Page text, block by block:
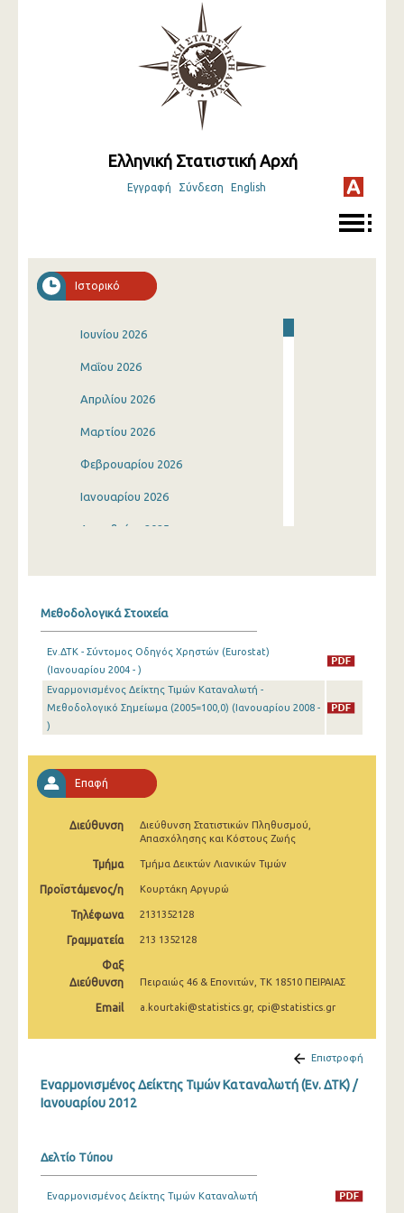
Ελληνική Στατιστική Αρχή
Εγγραφή Σύνδεση English
Ιστορικό
Ιουνίου 2026
Μαΐου 2026
Απριλίου 2026
Μαρτίου 2026
Φεβρουαρίου 2026
Ιανουαρίου 2026
Δεκεμβρίου 2025
Αυγούστου 2025
Ιουλίου 2025
Μαΐου 2025
Απριλίου 2025
Μαρτίου 2025
Ιανουαρίου 2025
Δεκεμβρίου 2024
Οκτωβρίου 2024
Ιουλίου 2024
Ιουνίου 2024
Απριλίου 2024
Μεθοδολογικά Στοιχεία
Εν.ΔΤΚ - Σύντομος Οδηγός Χρηστών (Eurostat)
(Ιανουαρίου 2004 - )
Εναρμονισμένος Δείκτης Τιμών Καταναλωτή -
Μεθοδολογικό Σημείωμα (2005=100,0) (Ιανουαρίου 2008 -
)
Επαφή
Διεύθυνση
Διεύθυνση Στατιστικών Πληθυσμού,
Απασχόλησης και Κόστους Ζωής
Τμήμα Τμήμα Δεικτών Λιανικών Τιμών
Προϊστάμενος/η Κουρτάκη Αργυρώ
Τηλέφωνα 2131352128
Γραμματεία 213 1352128
Φαξ
Διεύθυνση
Πειραιώς 46 & Επονιτών, ΤΚ 18510 ΠΕΙΡΑΙΑΣ
Email a.kourtaki@statistics.gr, cpi@statistics.gr
Επιστροφή
Εναρμονισμένος Δείκτης Τιμών Καταναλωτή (Εν. ΔΤΚ) /
Ιανουαρίου 2012
Δελτίο Τύπου
Εναρμονισμένος Δείκτης Τιμών Καταναλωτή